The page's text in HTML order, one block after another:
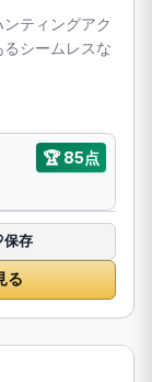
ティングアク
シームレスな
🏆85点
保存
る